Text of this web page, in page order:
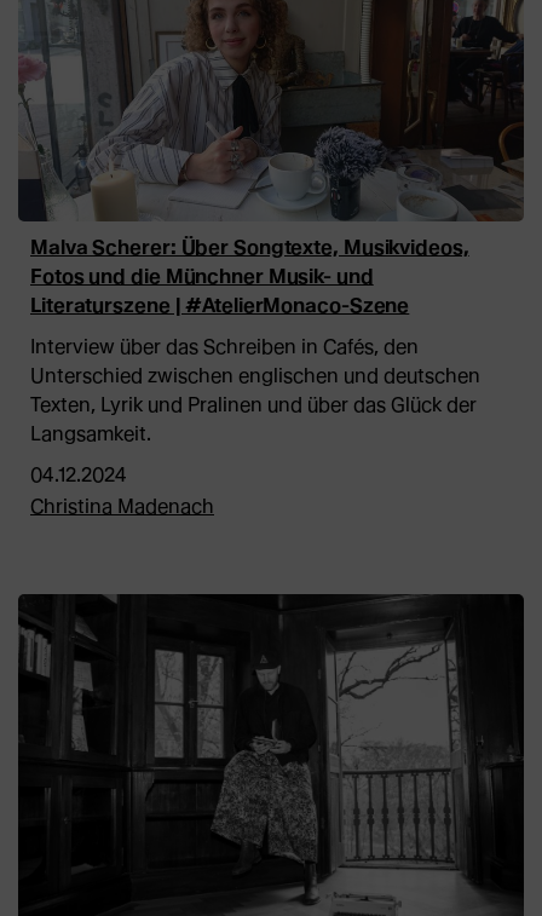
Malva Scherer: Über Songtexte, Musikvideos,
Fotos und die Münchner Musik- und
Literaturszene | #AtelierMonaco-Szene
Interview über das Schreiben in Cafés, den
Unterschied zwischen englischen und deutschen
Texten, Lyrik und Pralinen und über das Glück der
Langsamkeit.
04.12.2024
Christina Madenach